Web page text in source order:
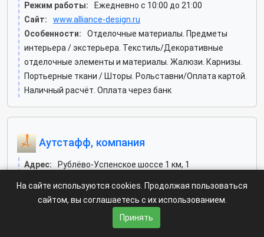
Режим работы:
Ежедневно с 10:00 до 21:00
Сайт:
www.alliance-design.ru
Особенности:
Отделочные материалы. Предметы
интерьера / экстерьера. Текстиль/Декоративные
отделочные элементы и материалы. Жалюзи. Карнизы.
Портьерные ткани / Шторы. Рольставни/Оплата картой.
Наличный расчёт. Оплата через банк
Аутстафф, компания
Адрес:
Рублёво-Успенское шоссе 1 км, 1
Режим работы:
Пн: c 10:00-18:00, Вт: c 10:00-18:00, Ср:
c 10:00-18:00, Чт: c 10:00-18:00, Пт: c 10:00-18:00, Сб:
выходной, Вс: выходной. по предварительной записи:
На сайте используются cookies. Продолжая пользоваться
сайтом, вы соглашаетесь с их использованием.
Принять